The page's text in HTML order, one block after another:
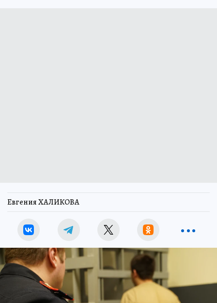
Евгения ХАЛИКОВА